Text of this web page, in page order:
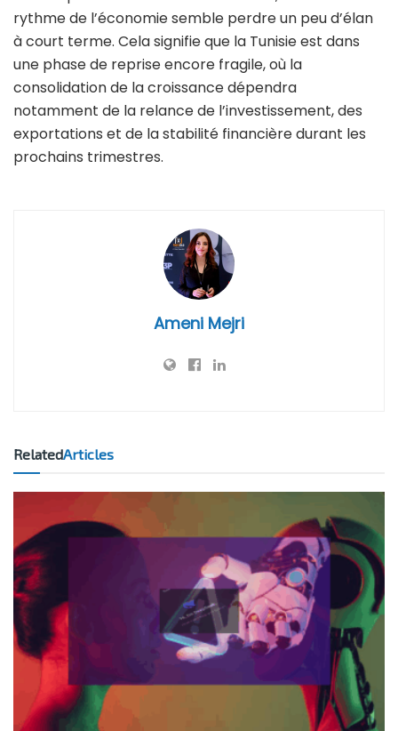
rythme de l’économie semble perdre un peu d’élan
à court terme. Cela signifie que la Tunisie est dans
une phase de reprise encore fragile, où la
consolidation de la croissance dépendra
notamment de la relance de l’investissement, des
exportations et de la stabilité financière durant les
prochains trimestres.
Ameni Mejri
RelatedArticles